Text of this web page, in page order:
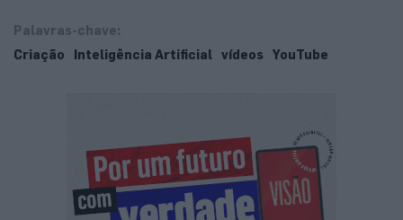
Palavras-chave:
Criação
Inteligência Artificial vídeos YouTube